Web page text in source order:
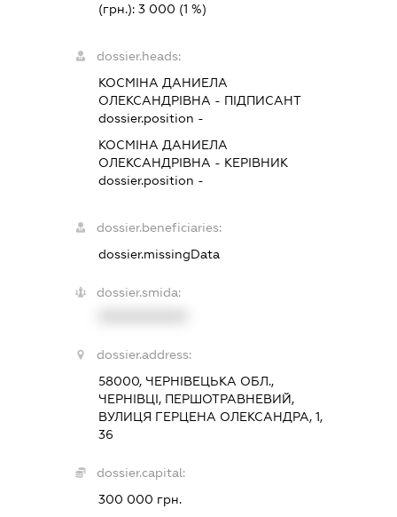
(грн.):3 000 (1 %)
dossier.heads:
КОСМІНА ДАНИЕЛА
ОЛЕКСАНДРІВНА - ПІДПИСАНТ
dossier.position -
КОСМІНА ДАНИЕЛА
ОЛЕКСАНДРІВНА - КЕРІВНИК
dossier.position -
dossier.beneficiaries:
dossier.missingData
dossier.smida:
dossier.address:
58000, ЧЕРНІВЕЦЬКА ОБЛ.,
ЧЕРНІВЦІ, ПЕРШОТРАВНЕВИЙ,
ВУЛИЦЯ ГЕРЦЕНА ОЛЕКСАНДРА, 1,
36
dossier.capital:
300 000 грн.